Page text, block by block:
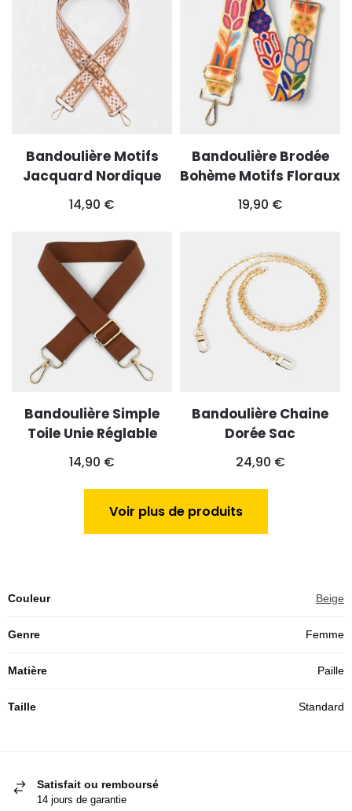
Bandoulière Motifs
Jacquard Nordique
14,90 €
Bandoulière Brodée
Bohème Motifs Floraux
19,90 €
Bandoulière Simple
Toile Unie Réglable
14,90 €
Bandoulière Chaine
Dorée Sac
24,90 €
Voir plus de produits
Couleur Beige
Genre Femme
Matière Paille
Taille Standard
Satisfait ou remboursé
14 jours de garantie